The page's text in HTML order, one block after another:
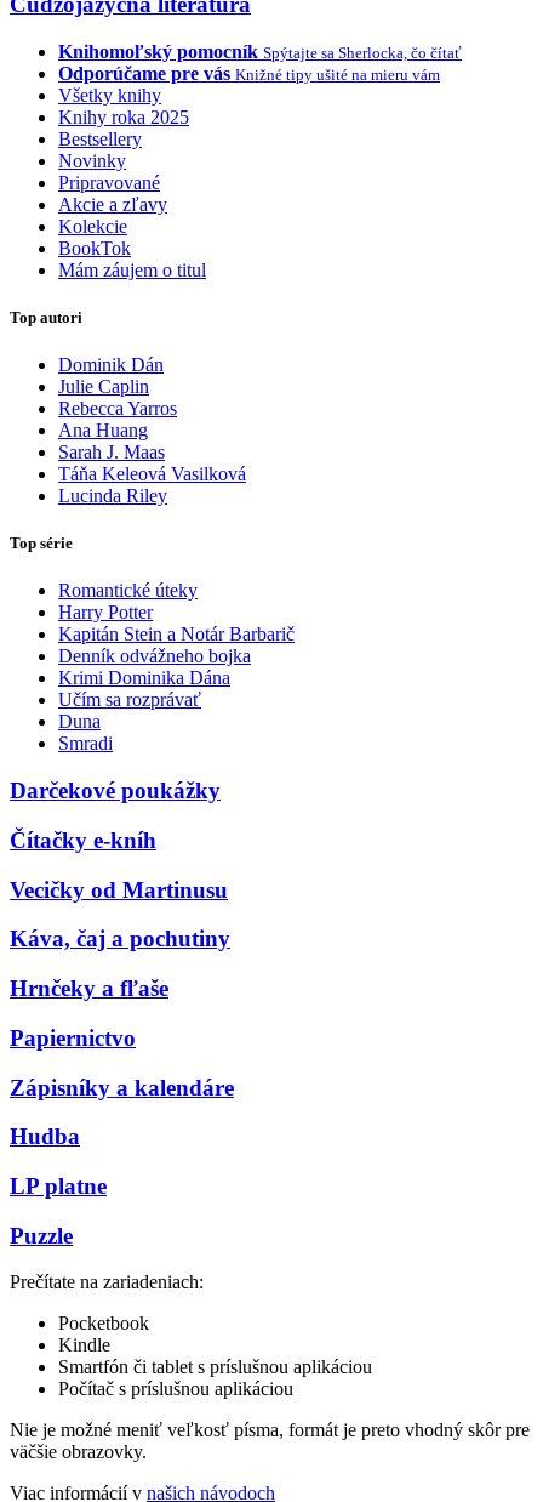
Knihomoľský pomocník Spýtajte sa Sherlocka, čo čítať
Odporúčame pre vás Knižné tipy ušité na mieru vám
Všetky knihy
Knihy roka 2025
Bestsellery
Novinky
Pripravované
Akcie a zľavy
Kolekcie
BookTok
Mám záujem o titul
Top autori
Dominik Dán
Julie Caplin
Rebecca Yarros
Ana Huang
Sarah J. Maas
Táňa Keleová Vasilková
Lucinda Riley
Top série
Romantické úteky
Harry Potter
Kapitán Stein a Notár Barbarič
Denník odvážneho bojka
Krimi Dominika Dána
Učím sa rozprávať
Duna
Smradi
Darčekové poukážky
Čítačky e-kníh
Vecičky od Martinusu
Káva, čaj a pochutiny
Hrnčeky a fľaše
Papiernictvo
Zápisníky a kalendáre
Hudba
LP platne
Puzzle
Prečítate na zariadeniach:
Pocketbook
Kindle
Smartfón či tablet s príslušnou aplikáciou
Počítač s príslušnou aplikáciou
Nie je možné meniť veľkosť písma, formát je preto vhodný skôr pre
väčšie obrazovky.
Viac informácií v našich návodoch